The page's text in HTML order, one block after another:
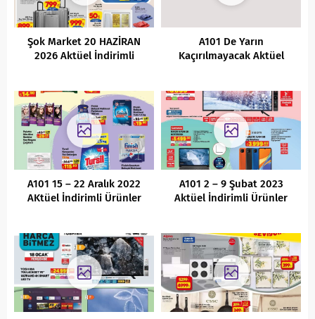
Şok Market 20 HAZİRAN
2026 Aktüel İndirimli
A101 De Yarın
Kaçırılmayacak Aktüel
A101 15 – 22 Aralık 2022
AKtüel İndirimli Ürünler
A101 2 – 9 Şubat 2023
Aktüel İndirimli Ürünler